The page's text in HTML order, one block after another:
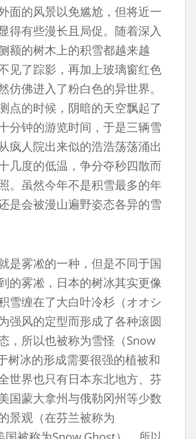
面的风景以免尴尬，但将近一
得有些漫长且局促。随着深入
额的树木上的积雪都越来越
见了踪影，再加上玻璃窗红色
仿佛进入了粉白色的异世界。
点的时候，阴暗的天空飘起了
分钟的游览时间，于是三辆雪
疯人院出来似的浩浩荡荡涌出
几度的低温，争分夺秒四散而
。虽然今年不是积雪最多的年
是会被漫山遍野姿态各异的雪
是雾凇的一种，但是不同于国
的雾凇，日本的树冰其实更像
雪缠在了大白叶冷杉（オオシ
强风的定型而形成了各种滚圆
，所以也被称为雪怪（Snow
树冰的形成需要很强的植被和
世界也只有日本东北地方、芬
国蒙大拿州与俄勒冈州等少数
景观（在芬兰被称为